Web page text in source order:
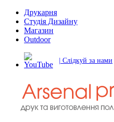
Друкарня
Студія Дизайну
Магазин
Outdoor
| Слідкуй за нами